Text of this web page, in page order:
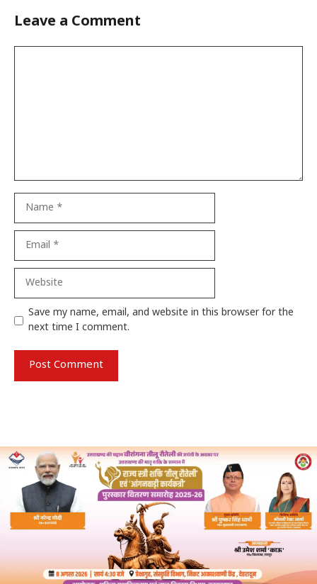
Leave a Comment
Website
Save my name, email, and website in this browser for the
next time I comment.